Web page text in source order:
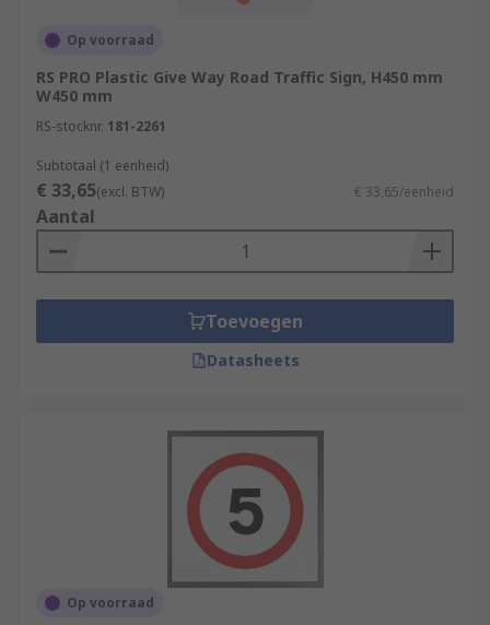
Op voorraad
RS PRO Plastic Give Way Road Traffic Sign, H450 mm
W450 mm
RS-stocknr. 181-2261
Subtotaal (1 eenheid)
€ 33,65(excl. BTW) € 33,65/eenheid
Aantal
Toevoegen
Datasheets
Op voorraad